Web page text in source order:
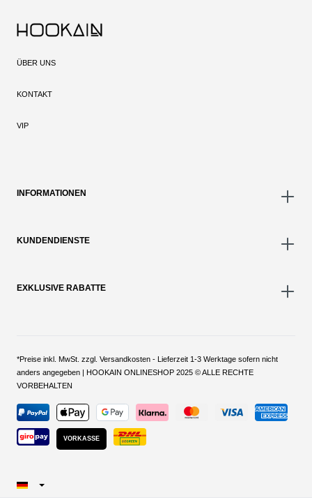
ÜBER UNS
KONTAKT
VIP
INFORMATIONEN
KUNDENDIENSTE
EXKLUSIVE RABATTE
*Preise inkl. MwSt. zzgl. Versandkosten - Lieferzeit 1-3 Werktage sofern nicht
anders angegeben | HOOKAIN ONLINESHOP 2025 © ALLE RECHTE
VORBEHALTEN
VORKASSE